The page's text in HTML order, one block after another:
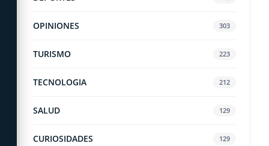
OPINIONES 303
TURISMO 223
TECNOLOGIA 212
SALUD 129
CURIOSIDADES 129